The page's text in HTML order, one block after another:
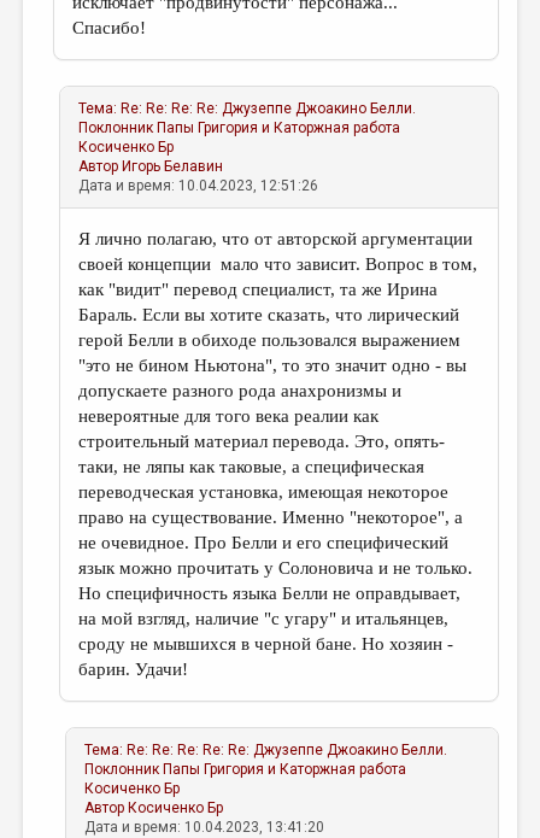
Спасибо!
Тема: Re: Re: Re: Re: Джузеппе Джоакино Белли.
Поклонник Папы Григория и Каторжная работа
Косиченко Бр
Автор Игорь Белавин
Дата и время: 10.04.2023, 12:51:26
Я лично полагаю, что от авторской аргументации
своей концепции мало что зависит. Вопрос в том,
как "видит" перевод специалист, та же Ирина
Бараль. Если вы хотите сказать, что лирический
герой Белли в обиходе пользовался выражением
"это не бином Ньютона", то это значит одно - вы
допускаете разного рода анахронизмы и
невероятные для того века реалии как
строительный материал перевода. Это, опять-
таки, не ляпы как таковые, а специфическая
переводческая установка, имеющая некоторое
право на существование. Именно "некоторое", а
не очевидное. Про Белли и его специфический
язык можно прочитать у Солоновича и не только.
Но специфичность языка Белли не оправдывает,
на мой взгляд, наличие "с угару" и итальянцев,
сроду не мывшихся в черной бане. Но хозяин -
барин. Удачи!
Тема: Re: Re: Re: Re: Re: Джузеппе Джоакино Белли.
Поклонник Папы Григория и Каторжная работа
Косиченко Бр
Автор Косиченко Бр
Дата и время: 10.04.2023, 13:41:20